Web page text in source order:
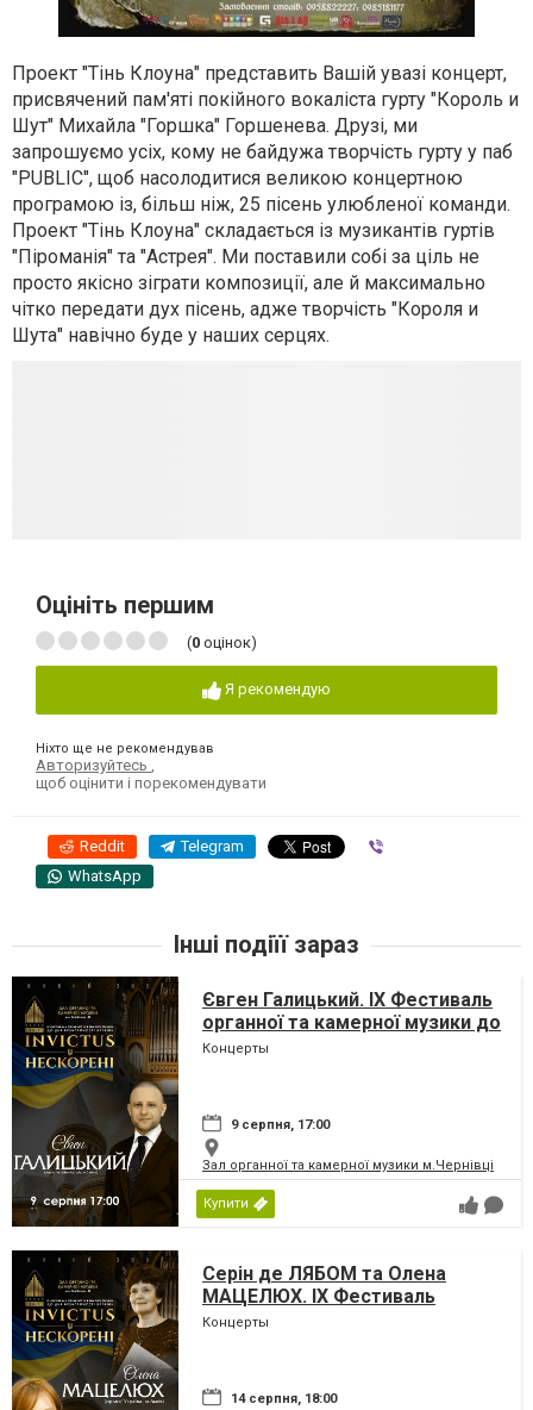
Проект "Тінь Клоуна" представить Вашій увазі концерт,
присвячений пам'яті покійного вокаліста гурту "Король и
Шут" Михайла "Горшка" Горшенева. Друзі, ми
запрошуємо усіх, кому не байдужа творчість гурту у паб
"PUBLIC", щоб насолодитися великою концертною
програмою із, більш ніж, 25 пісень улюбленої команди.
Проект "Тінь Клоуна" складається із музикантів гуртів
"Піроманія" та "Астрея". Ми поставили собі за ціль не
просто якісно зіграти композиції, але й максимально
чітко передати дух пісень, адже творчість "Короля и
Шута" навічно буде у наших серцях.
Оцініть першим
(0 оцінок)
Я рекомендую
Ніхто ще не рекомендував
Авторизуйтесь
щоб оцінити і порекомендувати
Reddit Telegram
WhatsApp
Інші подіїї зараз
Євген Галицький. IX Фестиваль
органної та камерної музики до
дня Незалежності України
Концерты
9 серпня, 17:00
Зал органної та камерної музики м.Чернівці
Купити
Серін де ЛЯБОМ та Олена
МАЦЕЛЮХ. IX Фестиваль
органної та камерної музики до
Концерты
14 серпня, 18:00